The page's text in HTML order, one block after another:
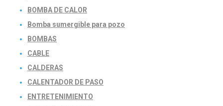
BOMBA DE CALOR
Bomba sumergible para pozo
BOMBAS
CABLE
CALDERAS
CALENTADOR DE PASO
ENTRETENIMIENTO